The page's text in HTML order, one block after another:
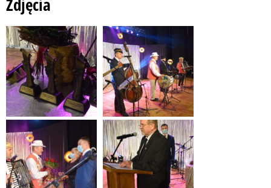
Zdjęcia